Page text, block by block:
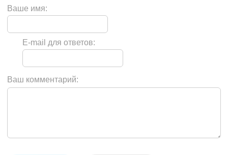
Ваше имя:
E-mail для ответов:
Ваш комментарий: